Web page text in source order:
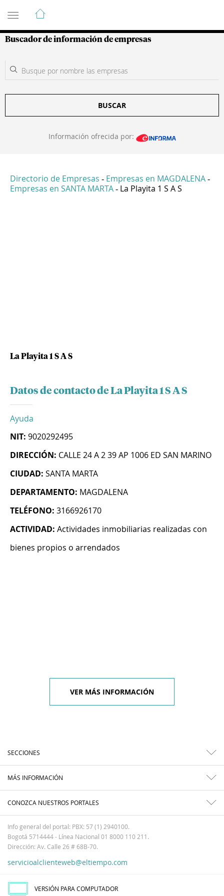
Guía de Empresas Colombianas
Buscador de información de empresas
BUSCAR
Información ofrecida por:
Directorio de Empresas - Empresas en MAGDALENA -
Empresas en SANTA MARTA - La Playita 1 S A S
La Playita 1 S A S
Datos de contacto de La Playita 1 S A S
Ayuda
NIT: 9020292495
DIRECCIÓN: CALLE 24 A 2 39 AP 1006 ED SAN MARINO
CIUDAD: SANTA MARTA
DEPARTAMENTO: MAGDALENA
TELÉFONO: 3166926170
ACTIVIDAD: Actividades inmobiliarias realizadas con
bienes propios o arrendados
VER MÁS INFORMACIÓN
SECCIONES
MÁS INFORMACIÓN
CONOZCA NUESTROS PORTALES
Info general del portal: PBX: 57 (1) 2940100.
Bogotá 5714444 - Línea Nacional 01 8000 110 211.
Dirección: Av. Calle 26 # 68B-70.
servicioalclienteweb@eltiempo.com
VERSIÓN PARA COMPUTADOR